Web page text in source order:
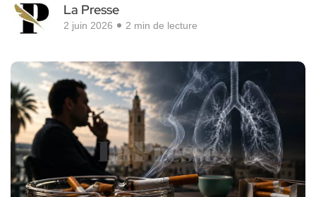
La Presse
2 juin 2026 2 min de lecture